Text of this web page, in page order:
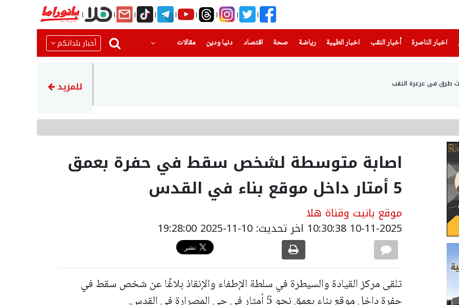
اخبار الناصرة
(current) أخبار النقب اخبار الطيبة(current) رياضة
(current) صحة(current) اقتصاد دنيا ودين
(current) مقالات أخبار بلداتكم
اتهام توني مهاجم الأهلي
للمزيد
اصابة متوسطة لشخص سقط في حفرة بعمق
5 أمتار داخل موقع بناء في القدس
موقع بانيت وقناة هلا
10-11-2025 10:30:38 اخر تحديث: 10-11-2025 19:28:00
تلقى مركز القيادة والسيطرة في سلطة الإطفاء والإنقاذ بلاغًا عن شخص سقط في